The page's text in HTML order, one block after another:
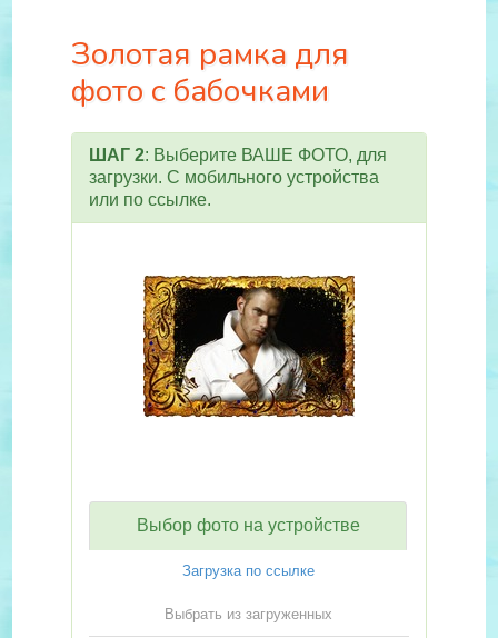
Золотая рамка для
фото с бабочками
ШАГ 2: Выберите ВАШЕ ФОТО, для
загрузки. С мобильного устройства
или по ссылке.
Выбор фото на устройстве
Загрузка по ссылке
Выбрать из загруженных